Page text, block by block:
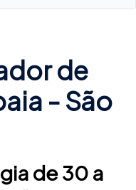
de
- São
de 30 a